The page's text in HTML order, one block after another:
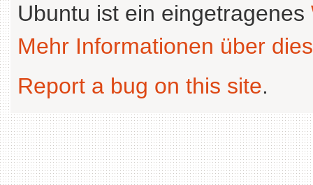
Ubuntu ist ein eingetragenes
Mehr Informationen über
Report a bug on this site.